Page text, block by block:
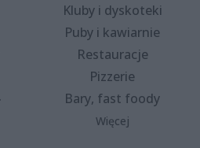
Kluby i dyskoteki
Puby i kawiarnie
Restauracje
Pizzerie
Bary, fast foody
Więcej